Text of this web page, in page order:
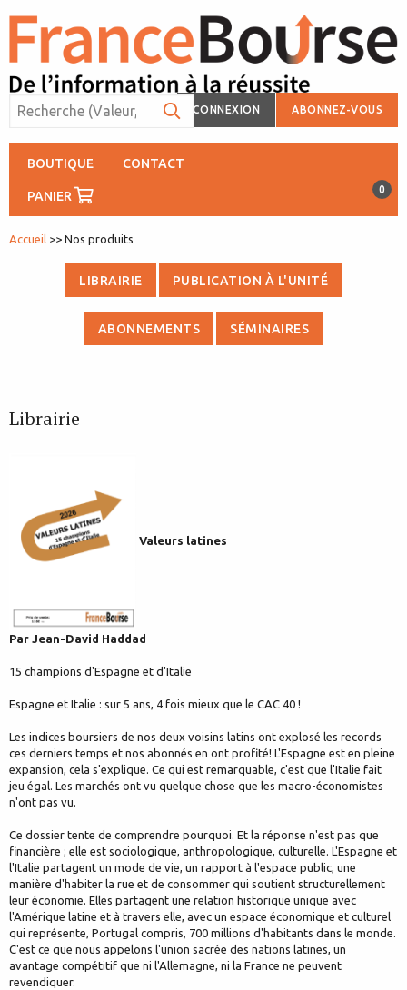
CONNEXION ABONNEZ-VOUS
BOUTIQUE CONTACT
PANIER 0
Accueil >> Nos produits
LIBRAIRIE PUBLICATION À L'UNITÉ
ABONNEMENTS SÉMINAIRES
Librairie
Valeurs latines
Par Jean-David Haddad
15 champions d'Espagne et d'Italie
Espagne et Italie : sur 5 ans, 4 fois mieux que le CAC 40 !
Les indices boursiers de nos deux voisins latins ont explosé les records
ces derniers temps et nos abonnés en ont profité! L'Espagne est en pleine
expansion, cela s'explique. Ce qui est remarquable, c'est que l'Italie fait
jeu égal. Les marchés ont vu quelque chose que les macro-économistes
n'ont pas vu.
Ce dossier tente de comprendre pourquoi. Et la réponse n'est pas que
financière ; elle est sociologique, anthropologique, culturelle. L'Espagne et
l'Italie partagent un mode de vie, un rapport à l'espace public, une
manière d'habiter la rue et de consommer qui soutient structurellement
leur économie. Elles partagent une relation historique unique avec
l'Amérique latine et à travers elle, avec un espace économique et culturel
qui représente, Portugal compris, 700 millions d'habitants dans le monde.
C'est ce que nous appelons l'union sacrée des nations latines, un
avantage compétitif que ni l'Allemagne, ni la France ne peuvent
revendiquer.